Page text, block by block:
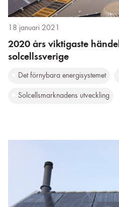
18 januari 2021
2020 års viktigaste
solcellssverige
Det förnybara energisystemet
Solcellsmarknadens utveckling